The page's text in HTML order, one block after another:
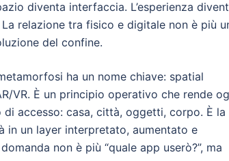
diventa interfaccia. L’esperienza
relazione tra fisico e digitale non è più
del confine.
ha un nome chiave: spatial
VR. È un principio operativo che rende
accesso: casa, città, oggetti, corpo. È la
in un layer interpretato, aumentato e
non è più “quale app userò?”, ma